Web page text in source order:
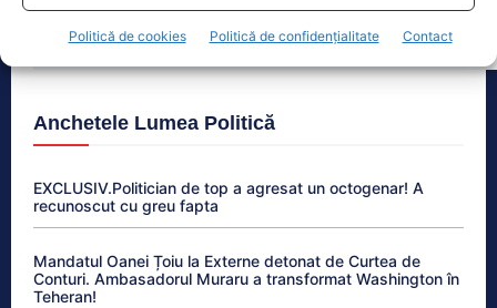
Politică de cookies Politică de confidențialitate Contact
Premierul demis Bolojan: Legea salarizării este
pregătită. Așteptăm consens politic
Anchetele Lumea Politică
EXCLUSIV.Politician de top a agresat un octogenar! A
recunoscut cu greu fapta
Mandatul Oanei Țoiu la Externe detonat de Curtea de
Conturi. Ambasadorul Muraru a transformat Washington în
Teheran!